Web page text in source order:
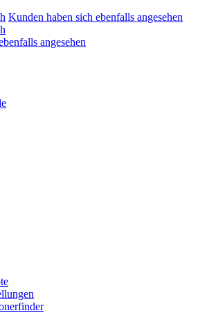
Kunden haben sich ebenfalls angesehen
angesehen